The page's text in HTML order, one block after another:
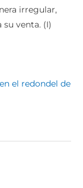
irregular,
venta. (I)
el redondel de